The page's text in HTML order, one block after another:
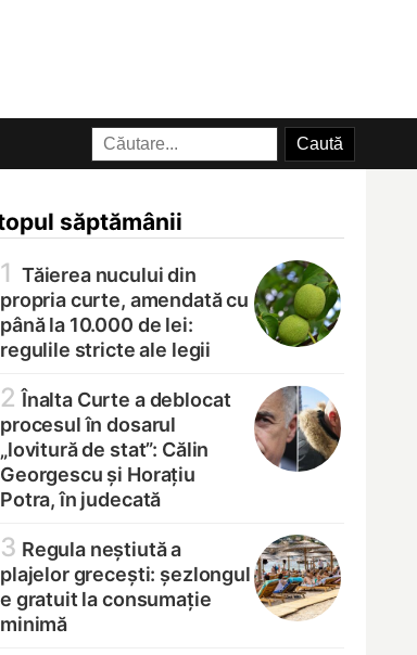
săptămânii
1 Tăierea nucului din
propria curte, amendată cu
până la 10.000 de lei:
regulile stricte ale legii
2 Înalta Curte a deblocat
procesul în dosarul
„lovitură de stat”: Călin
Georgescu și Horațiu
Potra, în judecată
3 Regula neștiută a
plajelor grecești: șezlongul
e gratuit la consumație
minimă